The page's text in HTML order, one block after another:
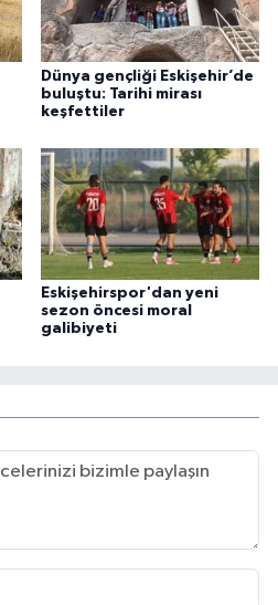
Dünya gençliği Eskişehir’de
buluştu: Tarihi mirası
keşfettiler
Eskişehirspor'dan yeni
sezon öncesi moral
galibiyeti